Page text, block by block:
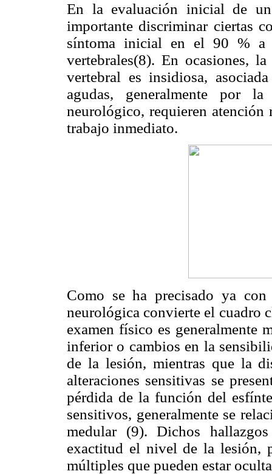
En la evaluación inicial de un
importante discriminar ciertas
síntoma inicial en el 90 % a
vertebrales(8). En ocasiones,
vertebral es insidiosa,
agudas, generalmente por
neurológico, requieren
trabajo inmediato.
Como se ha precisado ya con
neurológica convierte el cuadro
examen físico es generalmente
inferior o cambios en la
de la lesión, mientras que la
alteraciones sensitivas se
pérdida de la función del
sensitivos, generalmente se
medular (9). Dichos
exactitud el nivel de la lesión,
múltiples que pueden estar